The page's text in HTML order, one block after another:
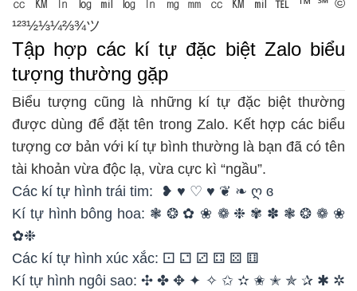
㏄ ㏎ ㏑ ㏒ ㏕ ㏒ ㏑ ㎎ ㎜ ㏄ ㏎ ㏕ ℡ ™ ℠ ©
¹²³½⅓¼⅔¾ツ
Tập hợp các kí tự đặc biệt Zalo biểu
tượng thường gặp
Biểu tượng cũng là những kí tự đặc biệt thường
được dùng để đặt tên trong Zalo. Kết hợp các biểu
tượng cơ bản với kí tự bình thường là bạn đã có tên
tài khoản vừa độc lạ, vừa cực kì “ngầu”.
Các kí tự hình trái tim: ❥ ♥ ♡ ♥ ❦ ❧ ღ ɞ
Kí tự hình bông hoa: ❃ ❂ ✿ ❀ ❁ ❉ ✾ ✽ ❃ ❂ ❁ ❀
✿❉
Các kí tự hình xúc xắc: ⚀ ⚁ ⚂ ⚃ ⚄ ⚅
Kí tự hình ngôi sao: ✣ ✤ ✥ ✦ ✧ ✩ ✫ ✬ ✭ ✯ ✰ ✱ ✲